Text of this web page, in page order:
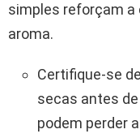
simples reforçam a
aroma.
Certifique-se
secas antes
podem perder